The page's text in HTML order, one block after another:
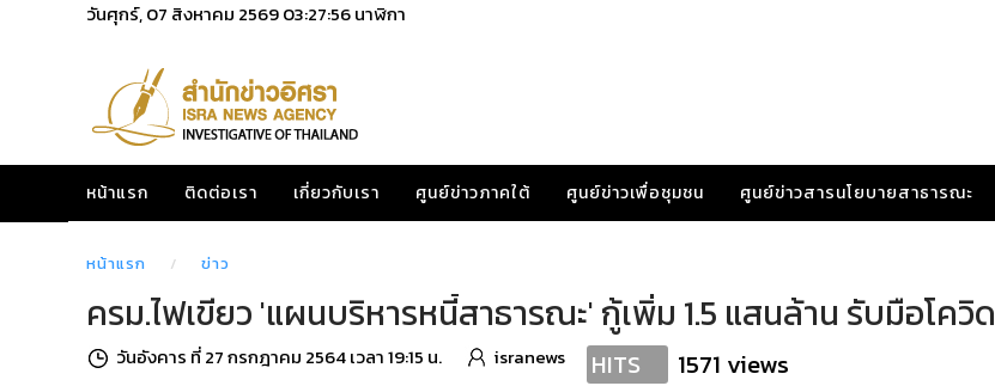
วันศุกร์, 07 สิงหาคม 256903:27:57นาฬิกา
หน้าแรก ติดต่อเรา เกี่ยวกับเรา ศูนย์ข่าวภาคใต้ ศูนย์ข่าวเพื่อชุมชน ศูนย์ข่าวสารนโยบายสาธารณะ
หน้าแรก ข่าว
ครม.ไฟเขียว 'แผนบริหารหนี้สาธารณะ' กู้เพิ่ม 1.5 แสนล้าน รับมือโควิด
วันอังคาร ที่ 27 กรกฎาคม 2564 เวลา 19:15 น. isranews HITS 1571 views